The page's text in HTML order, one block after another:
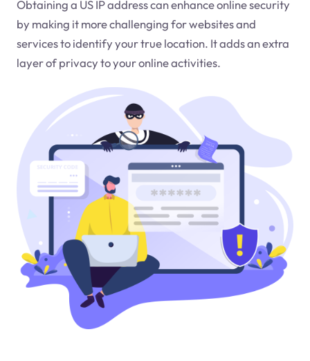
Obtaining a US IP address can enhance online security
by making it more challenging for websites and
services to identify your true location. It adds an extra
layer of privacy to your online activities.